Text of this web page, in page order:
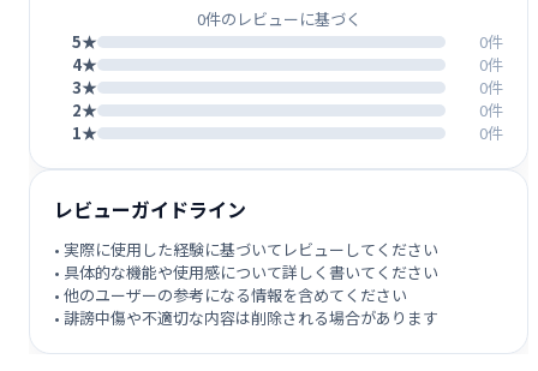
0件のレビューに基づく
5★
0件
4★
0件
3★
0件
2★
0件
1★
0件
レビューガイドライン
• 実際に使用した経験に基づいてレビューしてください
• 具体的な機能や使用感について詳しく書いてください
• 他のユーザーの参考になる情報を含めてください
• 誹謗中傷や不適切な内容は削除される場合があります